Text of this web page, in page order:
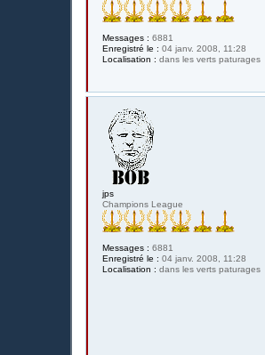
Messages : 6881
Enregistré le : 04 janv. 2008, 11:28
Localisation : dans les verts paturages
jps
Champions League
Messages : 6881
Enregistré le : 04 janv. 2008, 11:28
Localisation : dans les verts paturages